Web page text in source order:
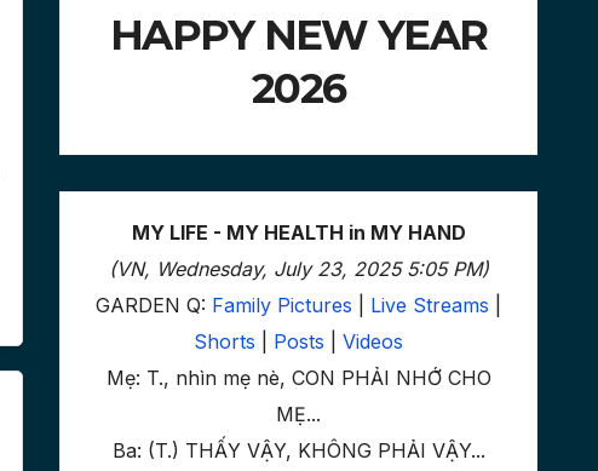
HAPPY NEW YEAR
2026
MY LIFE - MY HEALTH in MY HAND
(VN, Wednesday, July 23, 2025 5:05 PM)
GARDEN Q: Family Pictures Live Streams
Shorts
Posts |Videos
Mẹ: T., nhìn mẹ nè, CON PHẢI NHỚ CHO
MẸ...
Ba: (T.) THẤY VẬY, KHÔNG PHẢI VẬY...